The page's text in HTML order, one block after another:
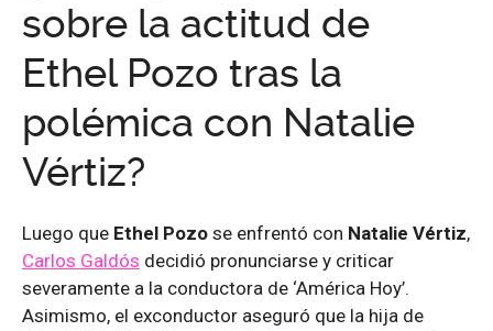
sobre la actitud de
Ethel Pozo tras la
polémica con Natalie
Vértiz?
Luego que Ethel Pozo se enfrentó con Natalie Vértiz,
Carlos Galdós decidió pronunciarse y criticar
severamente a la conductora de ‘América Hoy’.
Asimismo, el exconductor aseguró que la hija de